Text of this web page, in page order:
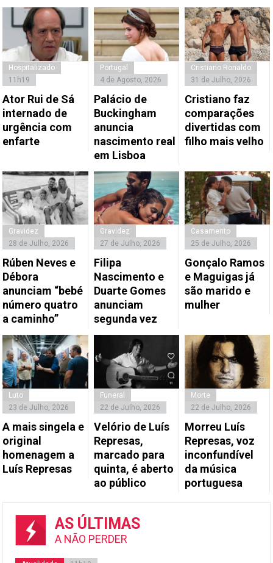
Hospitalizado
11h19
Ator Rui de Sá
internado de
urgência com
enfarte
Portugal
4 de Agosto, 2026
Palácio de
Buckingham
anuncia
nascimento real
em Lisboa
Cristiano Ronaldo
31 de Julho, 2026
Cristiano faz
comparações
divertidas com
filho mais velho
Gravidez
28 de Julho, 2026
Rúben Neves e
Débora
anunciam “bebé
número quatro
a caminho”
Gravidez
27 de Julho, 2026
Filipa
Nascimento e
Duarte Gomes
anunciam
segunda vez
Casamento
25 de Julho, 2026
Gonçalo Ramos
e Maguigas já
são marido e
mulher
Luto
23 de Julho, 2026
A mais singela e
original
homenagem a
Luís Represas
Funeral
22 de Julho, 2026
Velório de Luís
Represas,
marcado para
quinta, é aberto
ao público
Morte
22 de Julho, 2026
Morreu Luís
Represas, voz
inconfundível
da música
portuguesa
AS ÚLTIMAS
A NÃO PERDER